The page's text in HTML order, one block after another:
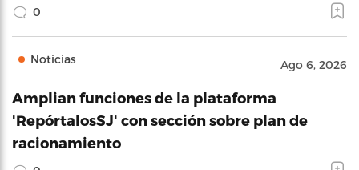
0
Noticias Ago 6, 2026
Amplian funciones de la plataforma
'RepórtalosSJ' con sección sobre plan de
racionamiento